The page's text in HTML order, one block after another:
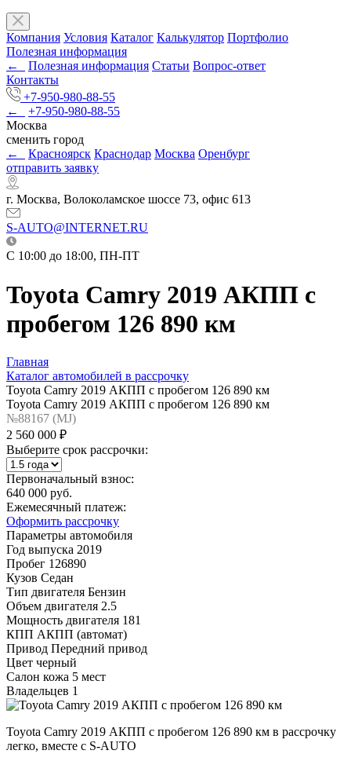
Компания Условия Каталог Калькулятор Портфолио
Полезная информация
←
Полезная информация Статьи Вопрос-ответ
Контакты
+7-950-980-88-55
←
+7-950-980-88-55
Москва
сменить город
←
Красноярск Краснодар Москва Оренбург
отправить заявку
г. Москва, Волоколамское шоссе 73, офис 613
S-AUTO@INTERNET.RU
C 10:00 до 18:00, ПН-ПТ
Toyota Camry 2019 АКПП с
пробегом 126 890 км
Главная
Каталог автомобилей в рассрочку
Toyota Camry 2019 АКПП с пробегом 126 890 км
Toyota Camry 2019 АКПП с пробегом 126 890 км
№88167 (МJ)
2 560 000 ₽
Выберите срок рассрочки:
Первоначальный взнос:
640 000 руб.
Ежемесячный платеж:
Оформить рассрочку
Параметры автомобиля
Год выпуска 2019
Пробег 126890
Кузов Седан
Тип двигателя Бензин
Объем двигателя 2.5
Мощность двигателя 181
КПП АКПП (автомат)
Привод Передний привод
Цвет черный
Салон кожа 5 мест
Владельцев 1
Toyota Camry 2019 АКПП с пробегом 126 890 км в рассрочку
легко, вместе с S-AUTO